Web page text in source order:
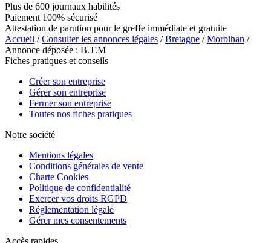
Plus de 600 journaux habilités
Paiement 100% sécurisé
Attestation de parution pour le greffe immédiate et gratuite
Accueil /Consulter les annonces légales /Bretagne /Morbihan /
Annonce déposée : B.T.M
Fiches pratiques et conseils
Créer son entreprise
Gérer son entreprise
Fermer son entreprise
Toutes nos fiches pratiques
Notre société
Mentions légales
Conditions générales de vente
Charte Cookies
Politique de confidentialité
Exercer vos droits RGPD
Réglementation légale
Gérer mes consentements
Accès rapides